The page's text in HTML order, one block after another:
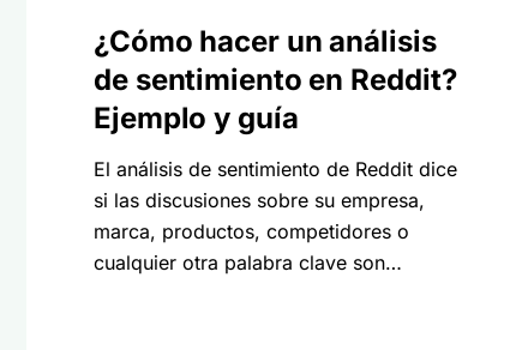
¿Cómo hacer un análisis
de sentimiento en Reddit?
Ejemplo y guía
El análisis de sentimiento de Reddit dice
si las discusiones sobre su empresa,
marca, productos, competidores o
cualquier otra palabra clave son